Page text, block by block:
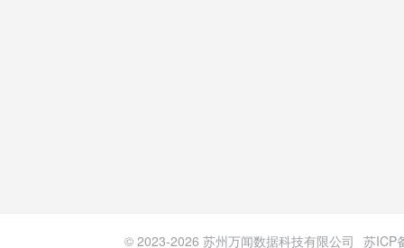
© 2023-2026 苏州万闻数据科技有限公司 苏ICP